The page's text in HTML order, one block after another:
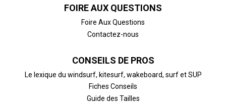
FOIRE AUX QUESTIONS
Foire Aux Questions
Contactez-nous
CONSEILS DE PROS
Le lexique du windsurf, kitesurf, wakeboard, surf et SUP
Fiches Conseils
Guide des Tailles